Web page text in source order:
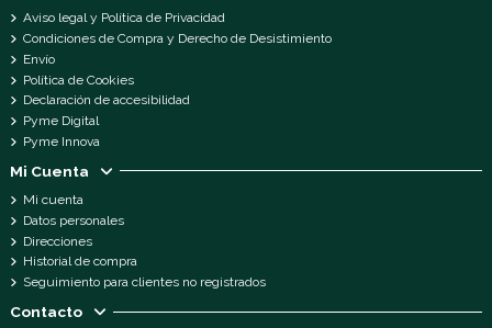
Aviso legal y Política de Privacidad
Condiciones de Compra y Derecho de Desistimiento
Envío
Política de Cookies
Declaración de accesibilidad
Pyme Digital
Pyme Innova
Mi Cuenta
Mi cuenta
Datos personales
Direcciones
Historial de compra
Seguimiento para clientes no registrados
Contacto